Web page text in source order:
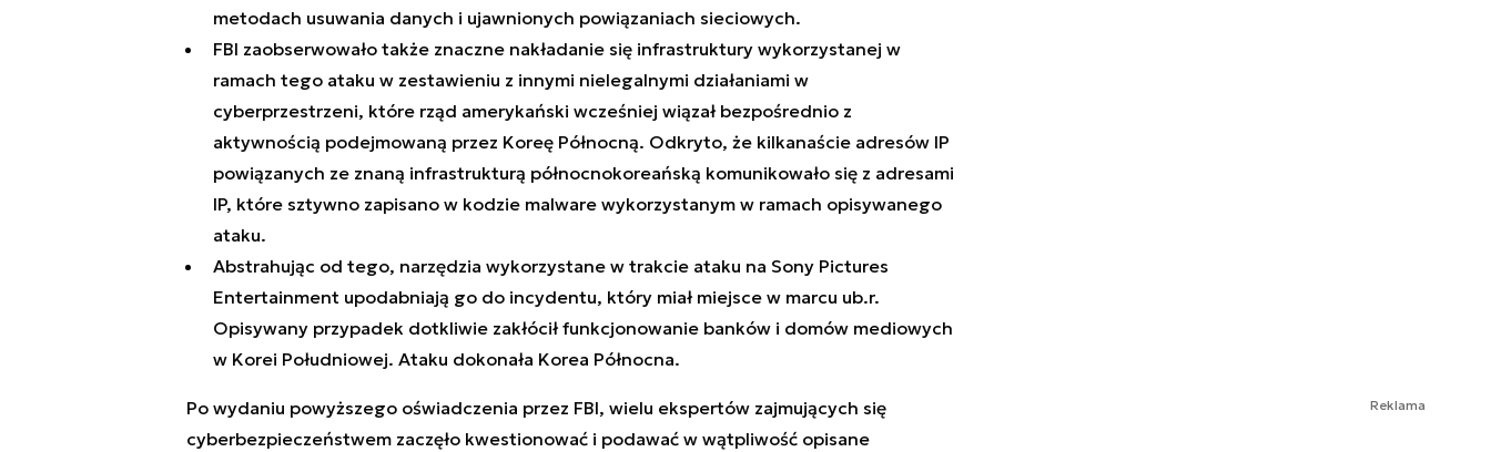
metodach usuwania danych i ujawnionych powiązaniach sieciowych.
FBI zaobserwowało także znaczne nakładanie się infrastruktury wykorzystanej w
ramach tego ataku w zestawieniu z innymi nielegalnymi działaniami w
cyberprzestrzeni, które rząd amerykański wcześniej wiązał bezpośrednio z
aktywnością podejmowaną przez Koreę Północną. Odkryto, że kilkanaście adresów IP
powiązanych ze znaną infrastrukturą północnokoreańską komunikowało się z adresami
IP, które sztywno zapisano w kodzie malware wykorzystanym w ramach opisywanego
ataku.
Abstrahując od tego, narzędzia wykorzystane w trakcie ataku na Sony Pictures
Entertainment upodabniają go do incydentu, który miał miejsce w marcu ub.r.
Opisywany przypadek dotkliwie zakłócił funkcjonowanie banków i domów mediowych
w Korei Południowej. Ataku dokonała Korea Północna.
Po wydaniu powyższego oświadczenia przez FBI, wielu ekspertów zajmujących się
cyberbezpieczeństwem zaczęło kwestionować i podawać w wątpliwość opisane
Reklama